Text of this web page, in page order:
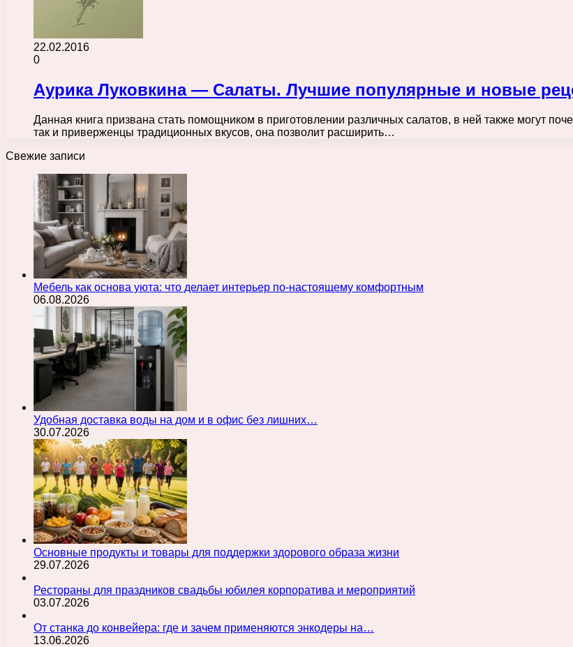
22.02.2016
0
Аурика Луковкина — Салаты. Лучшие популярные и новые
Данная книга призвана стать помощником в приготовлении различных салатов, в ней также могут
так и приверженцы традиционных вкусов, она позволит расширить…
Свежие записи
Мебель как основа уюта: что делает интерьер по-настоящему комфортным
06.08.2026
Удобная доставка воды на дом и в офис без лишних…
30.07.2026
Основные продукты и товары для поддержки здорового образа жизни
29.07.2026
Рестораны для праздников свадьбы юбилея корпоратива и мероприятий
03.07.2026
От станка до конвейера: где и зачем применяются энкодеры на…
13.06.2026